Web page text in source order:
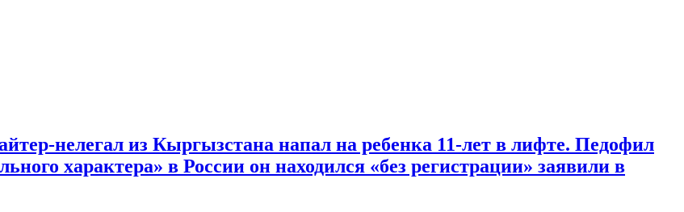
нелегал из Кыргызстана напал на ребенка 11-лет в лифте. Педофил
характера» в России он находился «без регистрации» заявили в